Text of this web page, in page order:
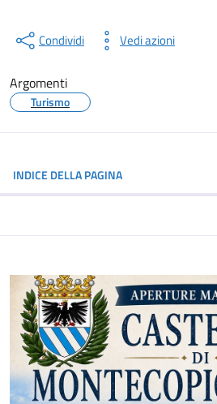
Condividi Vedi azioni
Argomenti
Turismo
INDICE DELLA PAGINA